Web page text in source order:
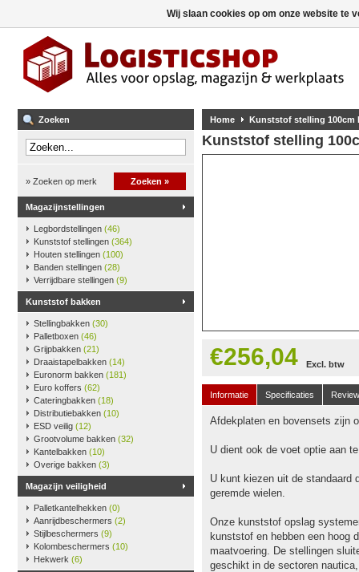
Zoeken
» Zoeken op merk Zoeken »
Magazijnstellingen
Legbordstellingen (46)
Kunststof stellingen (364)
Houten stellingen (100)
Banden stellingen (28)
Verrijdbare stellingen (9)
Kunststof bakken
Stellingbakken (30)
Palletboxen (46)
Grijpbakken (21)
Draaistapelbakken (14)
Euronorm bakken (181)
Euro koffers (62)
Cateringbakken (18)
Distributiebakken (10)
ESD veilig (12)
Grootvolume bakken (32)
Kantelbakken (10)
Overige bakken (3)
Magazijn veiligheid
Palletkantelhekken (0)
Aanrijdbeschermers (2)
Stijlbeschermers (9)
Kolombeschermers (10)
Hekwerk (6)
Home Kunststof stelling 100cm
Kunststof stelling
€256,04 Excl. btw
Informatie Specificaties
Afdekplaten en bovensets zijn
U dient ook de voet optie aan
U kunt kiezen uit de standaard
geremde wielen.
Onze kunststof opslag
kunststof en hebben een hoog
maatvoering. De stellingen
geschikt in de sectoren
Wij slaan cookies op om onze website te